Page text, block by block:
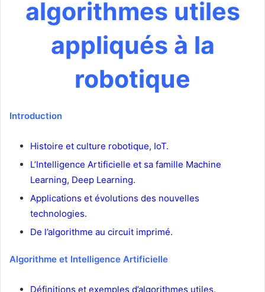
algorithmes utiles
appliqués à la
robotique
Introduction
Histoire et culture robotique, IoT.
L’Intelligence Artificielle et sa famille Machine
Learning, Deep Learning.
Applications et évolutions des nouvelles
technologies.
De l’algorithme au circuit imprimé.
Algorithme et Intelligence Artificielle
Définitions et exemples d’algorithmes utiles.